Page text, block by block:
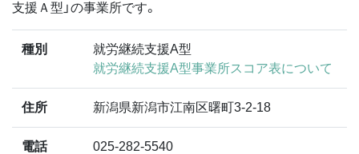
支援Ａ型」の事業所です。
種別
就労継続支援A型
就労継続支援A型事業所スコア表について
住所 新潟県新潟市江南区曙町3-2-18
電話 025-282-5540